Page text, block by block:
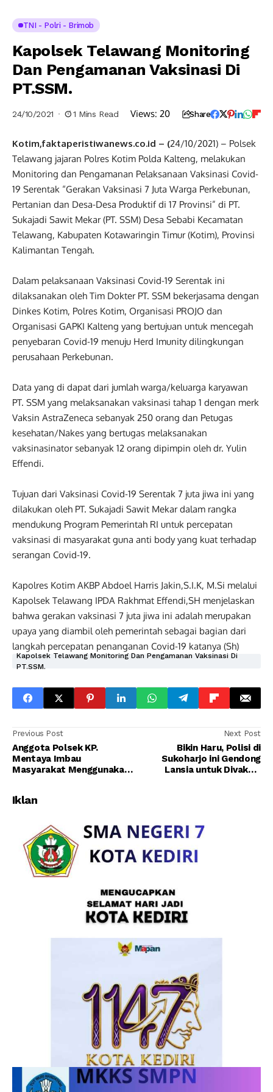
TNI - Polri - Brimob
Kapolsek Telawang Monitoring
Dan Pengamanan Vaksinasi Di
PT.SSM.
24/10/2021 1 Mins Read Views: 20 Share
Kotim,faktaperistiwanews.co.id – (24/10/2021) – Polsek
Telawang jajaran Polres Kotim Polda Kalteng, melakukan
Monitoring dan Pengamanan Pelaksanaan Vaksinasi Covid-
19 Serentak “Gerakan Vaksinasi 7 Juta Warga Perkebunan,
Pertanian dan Desa-Desa Produktif di 17 Provinsi” di PT.
Sukajadi Sawit Mekar (PT. SSM) Desa Sebabi Kecamatan
Telawang, Kabupaten Kotawaringin Timur (Kotim), Provinsi
Kalimantan Tengah.
Dalam pelaksanaan Vaksinasi Covid-19 Serentak ini
dilaksanakan oleh Tim Dokter PT. SSM bekerjasama dengan
Dinkes Kotim, Polres Kotim, Organisasi PROJO dan
Organisasi GAPKI Kalteng yang bertujuan untuk mencegah
penyebaran Covid-19 menuju Herd Imunity dilingkungan
perusahaan Perkebunan.
Data yang di dapat dari jumlah warga/keluarga karyawan
PT. SSM yang melaksanakan vaksinasi tahap 1 dengan merk
Vaksin AstraZeneca sebanyak 250 orang dan Petugas
kesehatan/Nakes yang bertugas melaksanakan
vaksinasinator sebanyak 12 orang dipimpin oleh dr. Yulin
Effendi.
Tujuan dari Vaksinasi Covid-19 Serentak 7 juta jiwa ini yang
dilakukan oleh PT. Sukajadi Sawit Mekar dalam rangka
mendukung Program Pemerintah RI untuk percepatan
vaksinasi di masyarakat guna anti body yang kuat terhadap
serangan Covid-19.
Kapolres Kotim AKBP Abdoel Harris Jakin,S.I.K, M.Si melalui
Kapolsek Telawang IPDA Rakhmat Effendi,SH menjelaskan
bahwa gerakan vaksinasi 7 juta jiwa ini adalah merupakan
upaya yang diambil oleh pemerintah sebagai bagian dari
langkah percepatan penanganan Covid-19 katanya (Sh)
Kapolsek Telawang Monitoring Dan Pengamanan Vaksinasi Di
PT.SSM.
Previous Post
Anggota Polsek KP.
Mentaya Imbau
Masyarakat Menggunakan
Next Post
Bikin Haru, Polisi di
Sukoharjo ini Gendong
Lansia untuk Divaksin
Iklan